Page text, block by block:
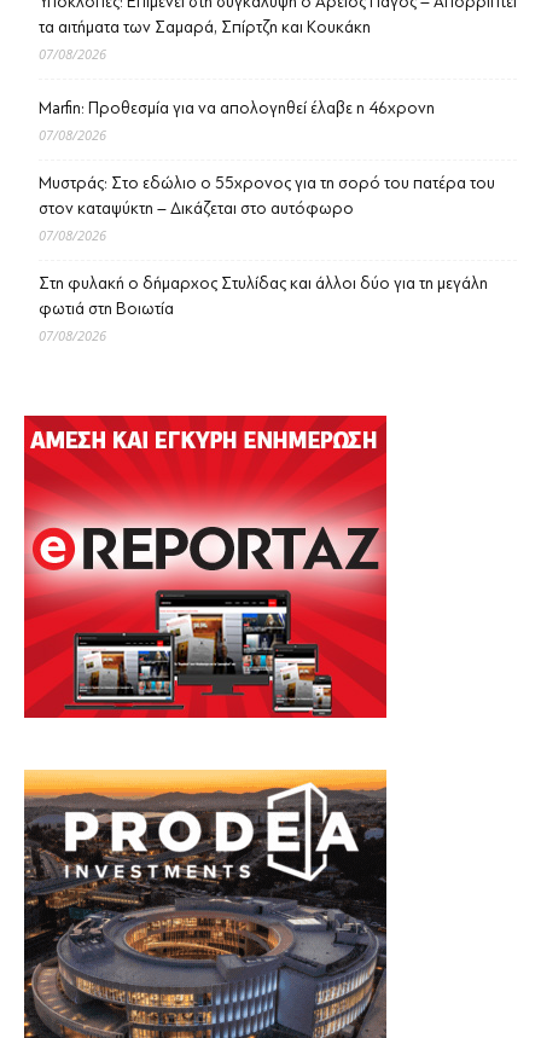
τα αιτήματα των Σαμαρά, Σπίρτζη και Κουκάκη
07/08/2026
Marfin: Προθεσμία για να απολογηθεί έλαβε η 46χρονη
07/08/2026
Μυστράς: Στο εδώλιο ο 55χρονος για τη σορό του πατέρα του
στον καταψύκτη – Δικάζεται στο αυτόφωρο
07/08/2026
Στη φυλακή ο δήμαρχος Στυλίδας και άλλοι δύο για τη μεγάλη
φωτιά στη Βοιωτία
07/08/2026